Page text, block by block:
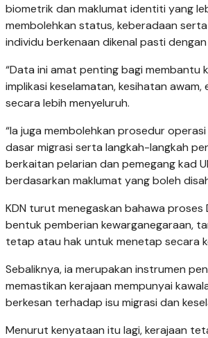
biometrik dan maklumat identiti yang
membolehkan status, keberadaan
individu berkenaan dikenal pasti
“Data ini amat penting bagi membantu
implikasi keselamatan, kesihatan awam,
secara lebih menyeluruh.
“Ia juga membolehkan prosedur
dasar migrasi serta langkah-langkah
berkaitan pelarian dan pemegang kad
berdasarkan maklumat yang boleh
KDN turut menegaskan bahawa proses
bentuk pemberian kewarganegaraan,
tetap atau hak untuk menetap secara
Sebaliknya, ia merupakan instrumen
memastikan kerajaan mempunyai
berkesan terhadap isu migrasi dan
Menurut kenyataan itu lagi, kerajaan